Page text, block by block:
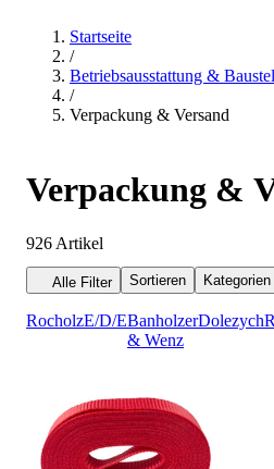
Startseite
/
Betriebsausstattung &
/
Verpackung & Versand
Verpackung &
926 Artikel
Alle Filter Sortieren Kategorien
RocholzE/D/EBanholzer
& Wenz
Dolezych